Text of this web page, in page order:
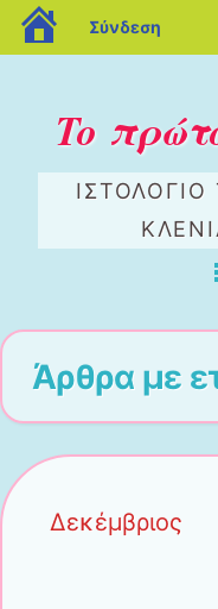
To
Άρθρα με
Δεκέμβριος
blogs.sch.gr
Σύνδεση